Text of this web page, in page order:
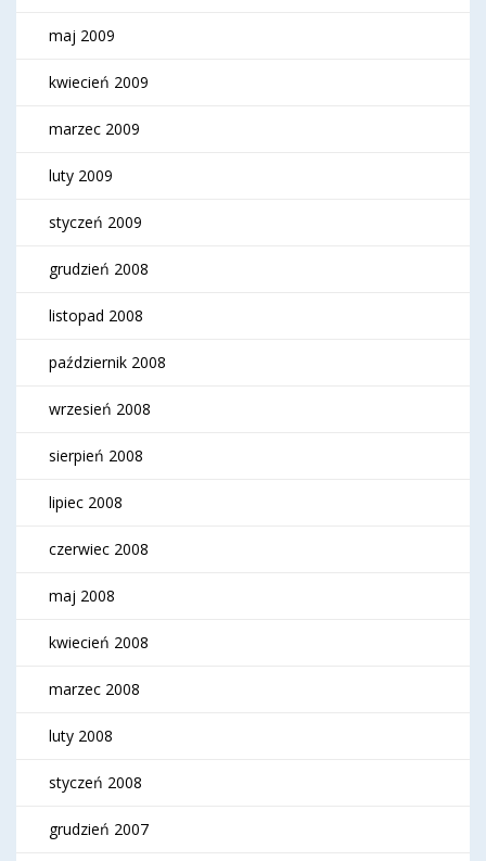
maj 2009
kwiecień 2009
marzec 2009
luty 2009
styczeń 2009
grudzień 2008
listopad 2008
październik 2008
wrzesień 2008
sierpień 2008
lipiec 2008
czerwiec 2008
maj 2008
kwiecień 2008
marzec 2008
luty 2008
styczeń 2008
grudzień 2007